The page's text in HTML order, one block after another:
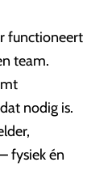
functioneert
team.
nodig is.
fysiek én